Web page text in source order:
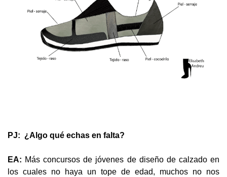
PJ: ¿Algo qué echas en falta?
EA: Más concursos de jóvenes de diseño de calzado en
los cuales no haya un tope de edad, muchos no nos